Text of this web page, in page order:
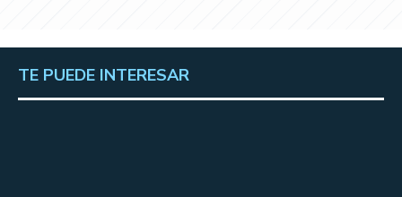
TE PUEDE INTERESAR